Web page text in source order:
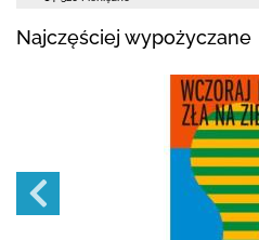
Najczęściej wypożyczane